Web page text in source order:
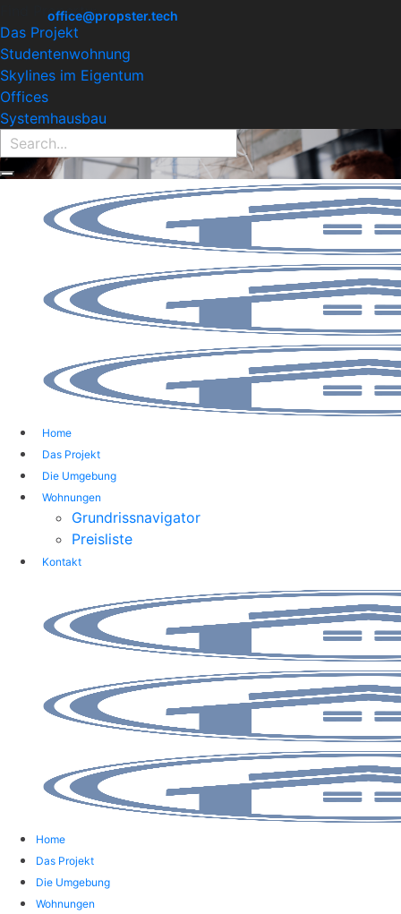
Find Property:
Das Projekt
Studentenwohnung
Skylines im Eigentum
Offices
Systemhausbau
Home
Das Projekt
Die Umgebung
Wohnungen
Grundrissnavigator
Preisliste
Kontakt
Home
Das Projekt
Die Umgebung
Wohnungen
office@propster.tech